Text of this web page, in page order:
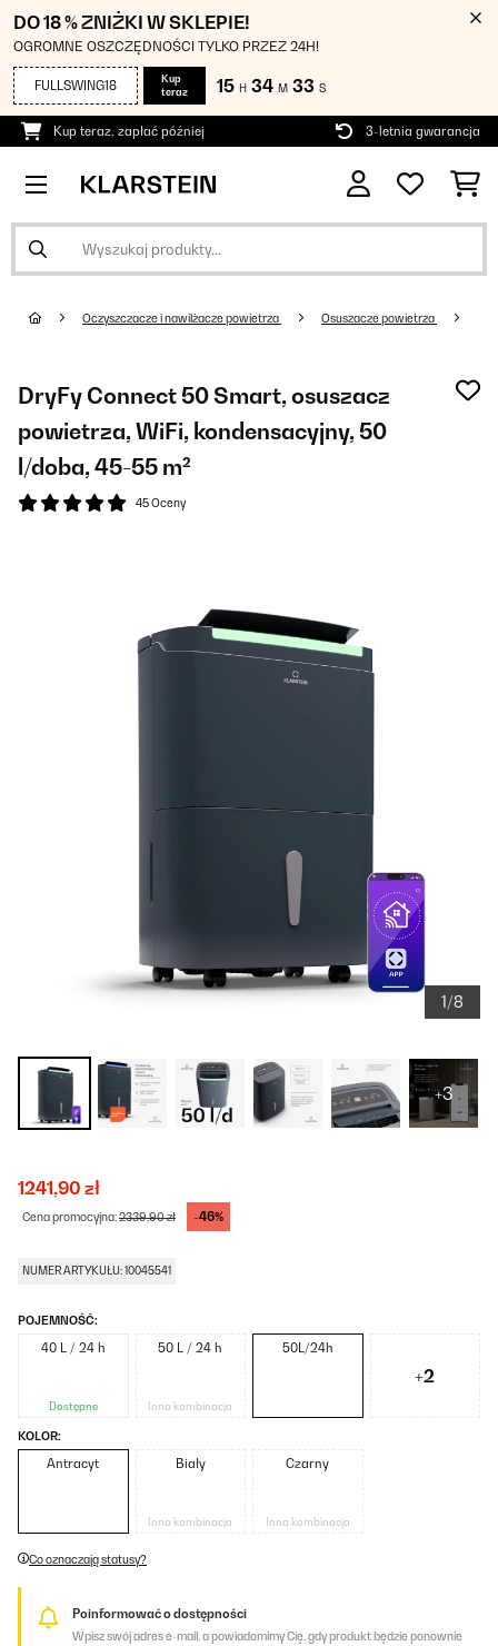
DO 18 % ZNIŻKI W SKLEPIE!
OGROMNE OSZCZĘDNOŚCI TYLKO PRZEZ 24H!
FULLSWING18
Kup
teraz
15 H 34 M 33 S
Kup teraz, zapłać później 3-letnia gwarancja
Oczyszczacze i nawilżacze powietrza Osuszacze powietrza
DryFy Connect 50 Smart, osuszacz
powietrza, WiFi, kondensacyjny, 50
l/doba, 45-55 m²
45 Oceny
1/8
+3
1241,90 zł
Cena promocyjna:2339,90 zł -46%
NUMER ARTYKUŁU: 10045541
POJEMNOŚĆ:
40 L / 24 h
Dostępne
50 L / 24 h
Inna kombinacja
50L/24h
+2
KOLOR:
Antracyt Biały
Inna kombinacja
Czarny
Inna kombinacja
Co oznaczają statusy?
Poinformować o dostępności
Wpisz swój adres e-mail, a powiadomimy Cię, gdy produkt będzie ponownie